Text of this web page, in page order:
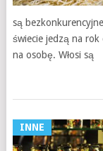
są
świecie jedzą na rok
na osobę. Włosi są
INNE